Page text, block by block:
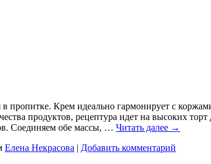
Крем идеально гармонирует с
продуктов, рецептура идет на высоких
Соединяем обе массы, … Читать далее →
Елена Некрасова | Добавить комментарий